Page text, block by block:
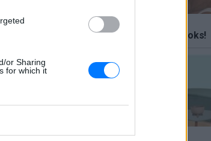
or Sharing
for which it
ΚΕΡΔΙΣΤΕ
Κάνε τα ταξίδια σου Travel Books!
ΚΕΡΔΙΣΤΕ